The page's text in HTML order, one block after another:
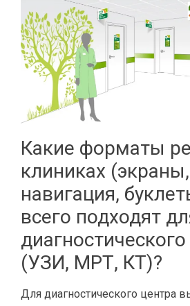
Какие форматы
клиниках
навигация,
всего подходят
(УЗИ, МРТ, КТ)?
Для диагностического центра